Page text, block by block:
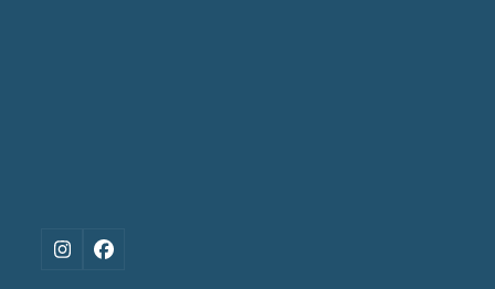
Instagram
Facebook